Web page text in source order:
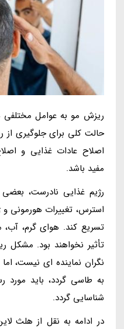
ریزش مو به عوامل مختلفی
حالت کلی برای جلوگیری از
اصلاح عادات غذایی و
مفید باشد.
رژیم غذایی نادرست، بعضی
استرس، تغییرات هورمونی
تسریع کند. هوای گرم، آب،
تأثیر نخواهند بود.
نگران نماینده ای نیست،
به طاسی گردد، باید مورد
شناسایی گردد.
در ادامه به نقل از هلث